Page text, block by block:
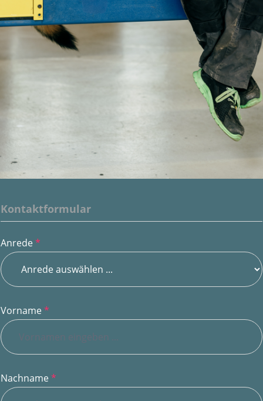
Kontaktformular
Anrede*
Vorname*
Nachname*